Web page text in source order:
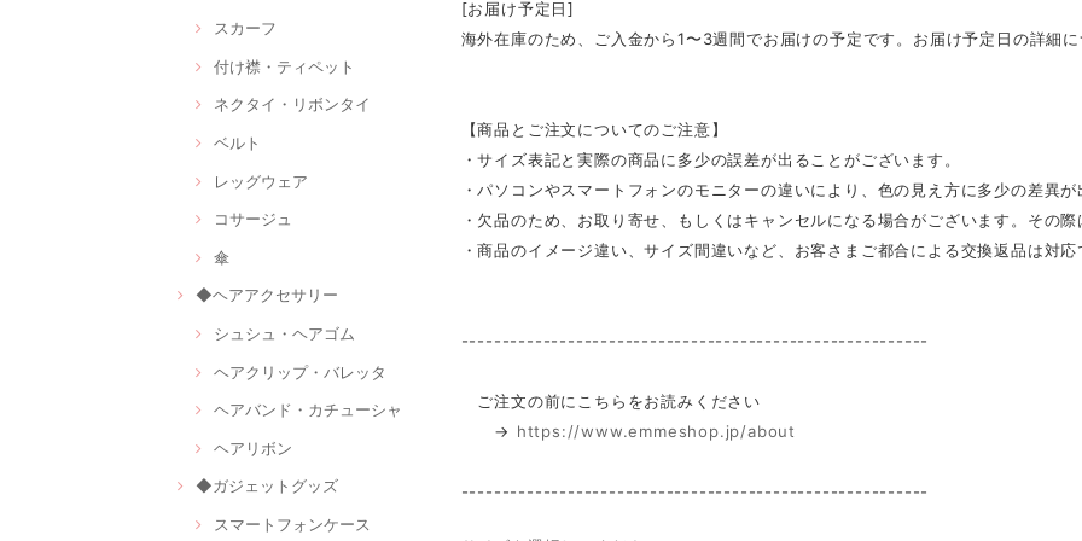
スカーフ
付け襟・ティペット
ネクタイ・リボンタイ
ベルト
レッグウェア
コサージュ
傘
◆ヘアアクセサリー
シュシュ・ヘアゴム
ヘアクリップ・バレッタ
ヘアバンド・カチューシャ
ヘアリボン
◆ガジェットグッズ
スマートフォンケース
[お届け予定日]
海外在庫のため、ご入金から1〜3週間でお届けの予定です。お届け予定日の詳細
【商品とご注文についてのご注意】
・サイズ表記と実際の商品に多少の誤差が出ることがございます。
・パソコンやスマートフォンのモニターの違いにより、色の見え方に多少の差異
・欠品のため、お取り寄せ、もしくはキャンセルになる場合がございます。その
・商品のイメージ違い、サイズ間違いなど、お客さまご都合による交換返品は対
---------------------------------------------------------
ご注文の前にこちらをお読みください
→ https://www.emmeshop.jp/about
---------------------------------------------------------